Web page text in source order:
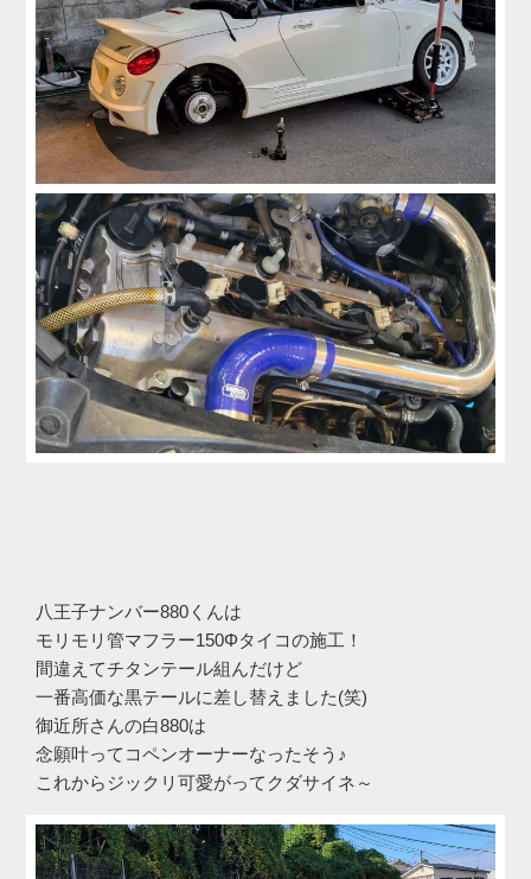
八王子ナンバー880くんは
モリモリ管マフラー150Φタイコの施工！
間違えてチタンテール組んだけど
一番高価な黒テールに差し替えました(笑)
御近所さんの白880は
念願叶ってコペンオーナーなったそう♪
これからジックリ可愛がってクダサイネ～